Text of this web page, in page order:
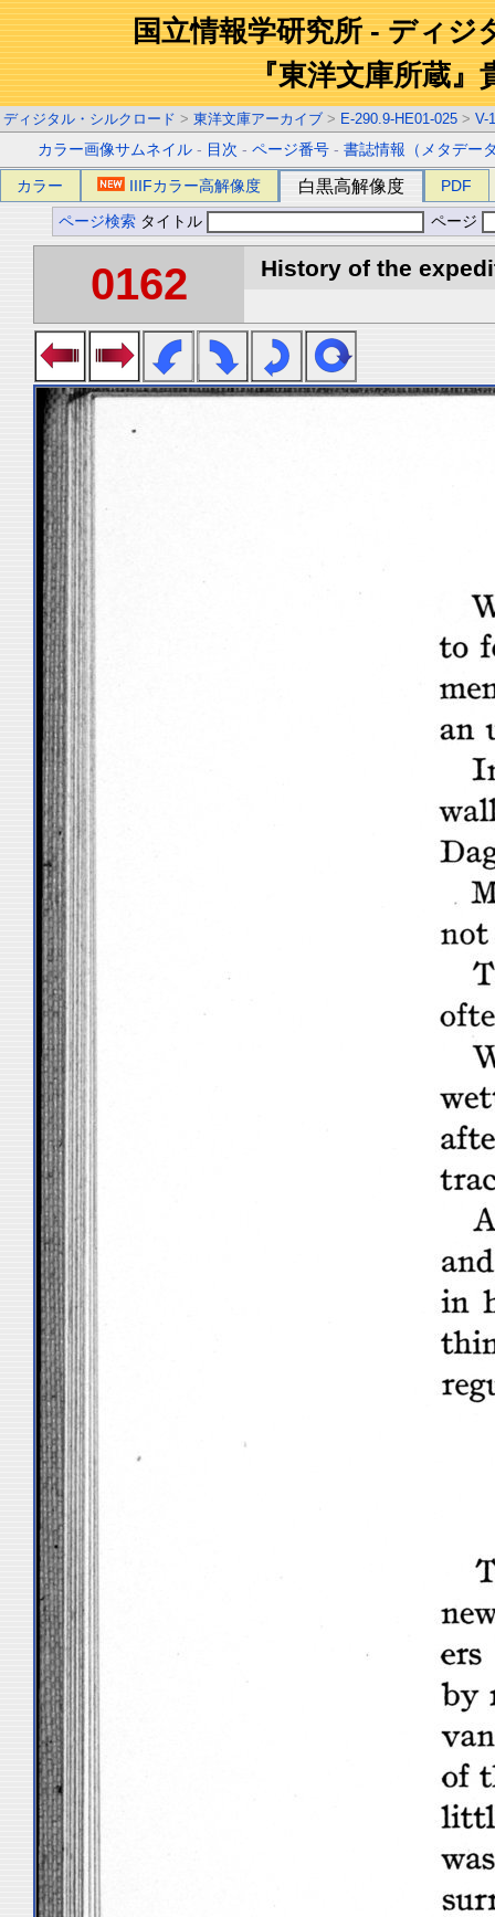
国立情報学研究所 - ディジ
『東洋文庫所蔵』
ディジタル・シルクロード > 東洋文庫アーカイブ > E-290.9-HE01-025 > V-1
カラー画像サムネイル - 目次 -ページ番号 -書誌情報（メタデー
カラー IIIFカラー高解像度 白黒高解像度 PDF
ページ検索 タイトル ページ
0162 History of the